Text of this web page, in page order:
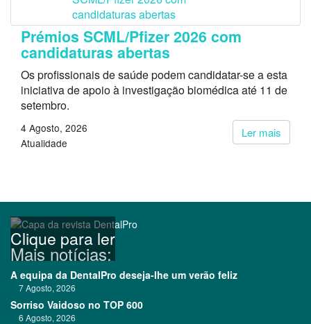
Prémios SCML/Pfizer 2026 com
candidaturas abertas
Os profissionais de saúde podem candidatar-se a esta
iniciativa de apoio à investigação biomédica até 11 de
setembro.
Ler mais
4 Agosto, 2026
Atualidade
Clique para ler
Mais notícias:
A equipa da DentalPro deseja-lhe um verão feliz
7 Agosto, 2026
Sorriso Vaidoso no TOP 600
6 Agosto, 2026